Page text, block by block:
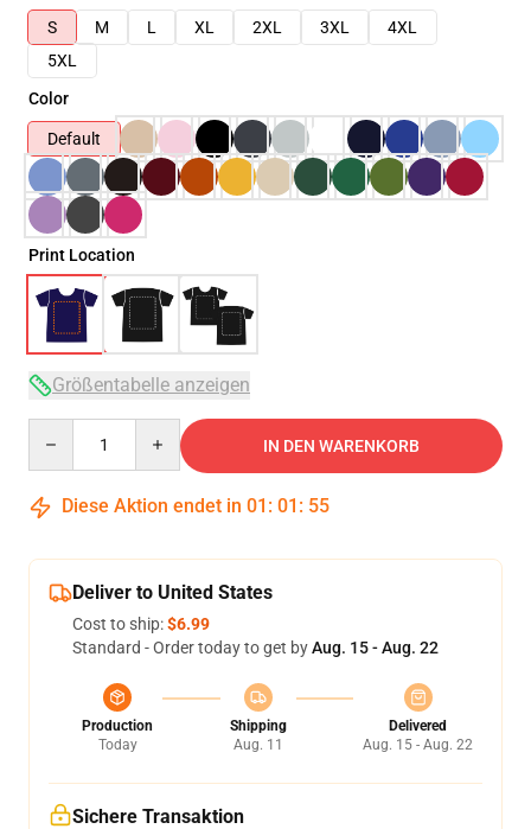
S
M L XL 2XL 3XL
4XL
5XL
Color
Default
Print Location
Größentabelle anzeigen
IN DEN WARENKORB
Diese Aktion endet in 01 : 01 : 54
Deliver to United States
Cost to ship:$6.99
Standard - Order today to get byAug. 15 - Aug. 22
Production
Today
Shipping
Aug. 11
Delivered
Aug. 15 - Aug. 22
Sichere Transaktion